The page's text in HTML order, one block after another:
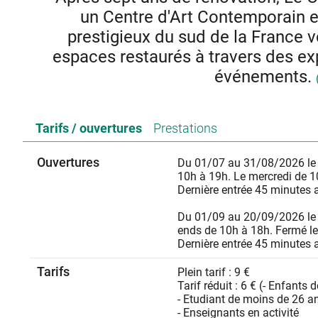
un Centre d'Art Contemporain
prestigieux du sud de la France
espaces restaurés à travers des
événements.
au public comme Centre d’Art Contemporain et du
travaux, le site patrimonial, magnifiquement restauré,
médiévale. Désormais un véritable lieu de rencontre
Château propose une programmation variée
événements culturels, visant à faire de ce
Chaque année, plusieurs expositions temporaires,
artistes de toutes origines et générations. En parallèle,
Château : résidences artistiques,
Un lieu unique où patrimoine
Visites guidées - Réservation
Découvrez l’histoire du Château et ses expositions
médiatrices, au prix d’une entrée au Château
Tarifs / ouvertures Prestations
Ouvertures
Du 01/07 au 31/08/2026 le
10h à 19h. Le mercredi de
Dernière entrée 45 minutes
Du 01/09 au 20/09/2026 le
ends de 10h à 18h. Fermé
Dernière entrée 45 minutes
Tarifs
Plein tarif : 9 €
Tarif réduit : 6 € (- Enfants
- Etudiant de moins de 26
- Enseignants en activité